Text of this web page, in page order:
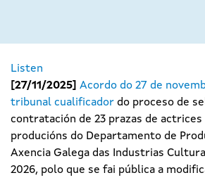
Listen
[27/11/2025] Acordo do 27 de
tribunal cualificador do proceso de
contratación de 23 prazas de actrices
producións do Departamento de
Axencia Galega das Industrias
2026, polo que se fai pública a